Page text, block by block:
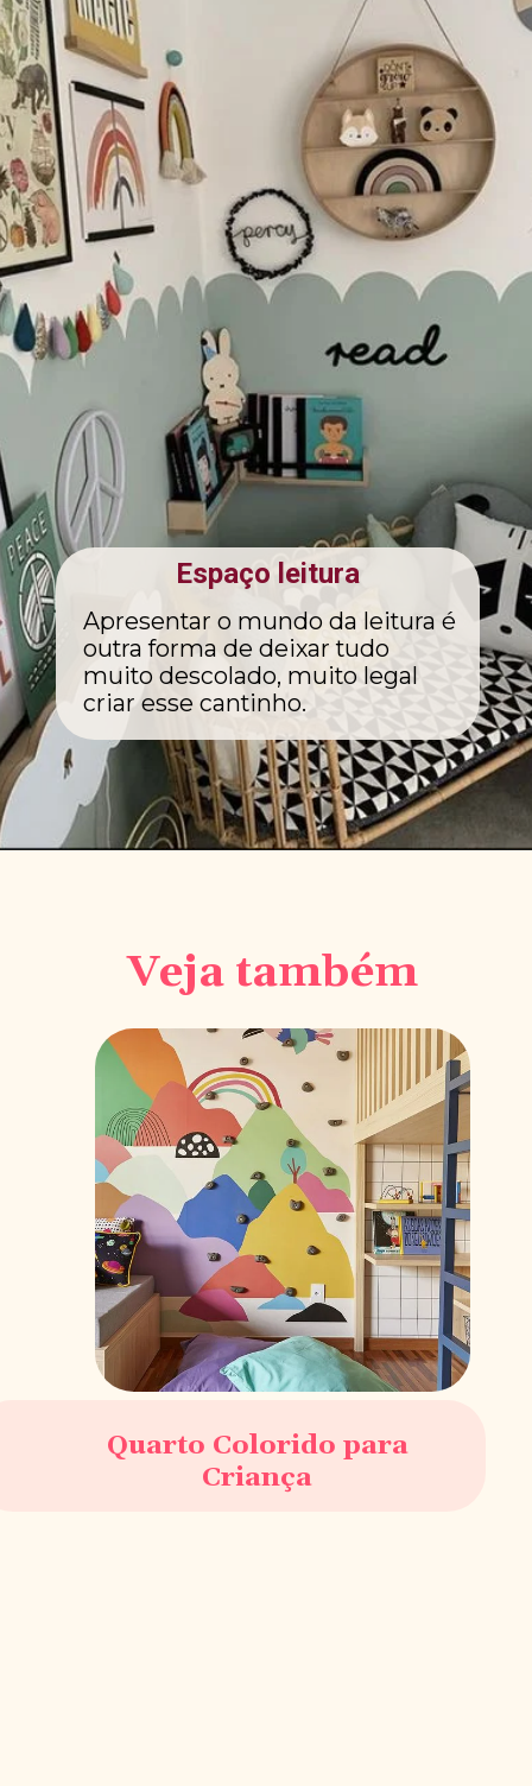
Espaço leitura
Apresentar o mundo da leitura é
outra forma de deixar tudo
muito descolado, muito legal
criar esse cantinho.
Veja também
Quarto Colorido para
Criança